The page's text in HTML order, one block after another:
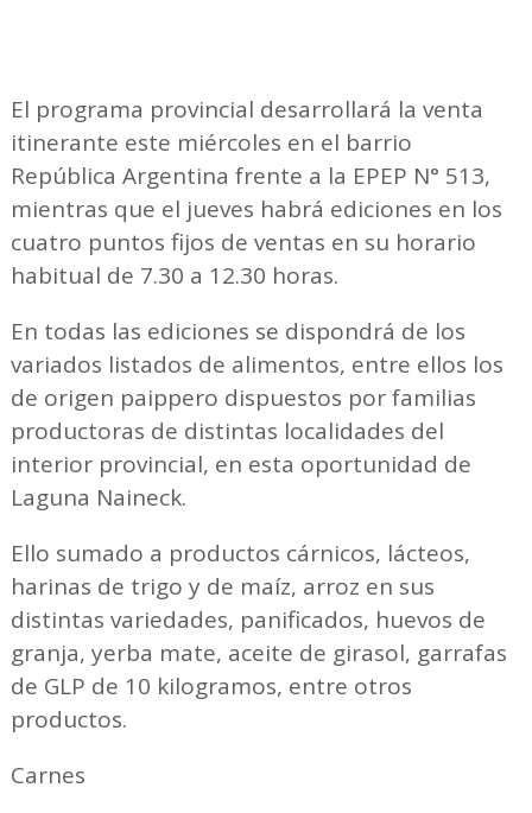
El programa provincial desarrollará la venta
itinerante este miércoles en el barrio
República Argentina frente a la EPEP N° 513,
mientras que el jueves habrá ediciones en los
cuatro puntos fijos de ventas en su horario
habitual de 7.30 a 12.30 horas.
En todas las ediciones se dispondrá de los
variados listados de alimentos, entre ellos los
de origen paippero dispuestos por familias
productoras de distintas localidades del
interior provincial, en esta oportunidad de
Laguna Naineck.
Ello sumado a productos cárnicos, lácteos,
harinas de trigo y de maíz, arroz en sus
distintas variedades, panificados, huevos de
granja, yerba mate, aceite de girasol, garrafas
de GLP de 10 kilogramos, entre otros
productos.
Carnes